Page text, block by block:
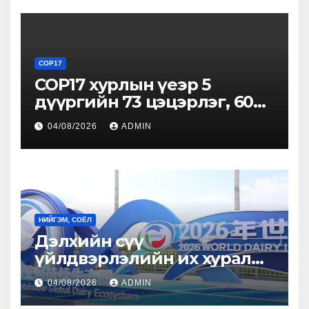
Элчин сайд Атул Малхари
COP17
COP17 хурлын үеэр 5
дүүргийн 73 цэцэрлэг, 60
сургуульд зохицуулалт
хийнэ
04/08/2026 ADMIN
НИЙГЭМ, СОЁЛ
Дэлхийн сүү
үйлдвэрлэлийн их хурал
болж байна
04/08/2026 ADMIN